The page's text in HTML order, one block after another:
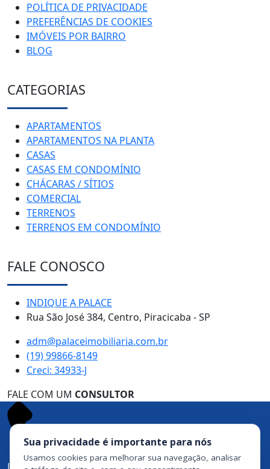
POLÍTICA DE PRIVACIDADE
PREFERÊNCIAS DE COOKIES
IMÓVEIS POR BAIRRO
BLOG
CATEGORIAS
APARTAMENTOS
APARTAMENTOS NA PLANTA
CASAS
CASAS EM CONDOMÍNIO
CHÁCARAS / SÍTIOS
COMERCIAL
TERRENOS
TERRENOS EM CONDOMÍNIO
FALE CONOSCO
INDIQUE A PALACE
Rua São José 384, Centro, Piracicaba - SP
adm@palaceimobiliaria.com.br
(19) 99866-8149
Creci: 34933-J
FALE COM UM CONSULTOR
Sua privacidade é importante para nós
Usamos cookies para melhorar sua navegação, analisar